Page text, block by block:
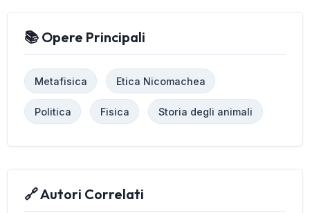
📚 Opere Principali
Metafisica Etica Nicomachea
Politica Fisica Storia degli animali
🔗 Autori Correlati